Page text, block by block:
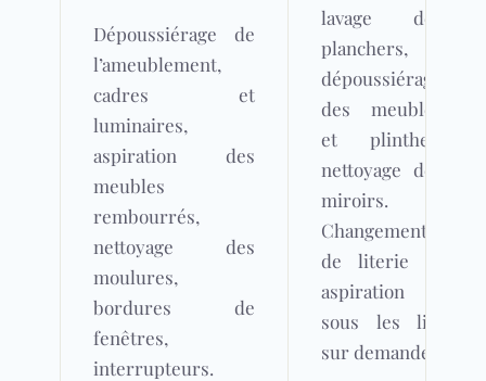
Dépoussiérage de
l’ameublement,
cadres et
luminaires,
aspiration des
meubles
rembourrés,
nettoyage des
moulures,
bordures de
fenêtres,
interrupteurs.
lavage des
planchers,
dépoussiérage
des meubles
et plinthes,
nettoyage des
miroirs.
Changement
de literie et
aspiration
sous les lits
sur demande.